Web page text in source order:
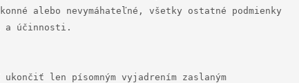
alebo nevymáhateľné, všetky ostatné podmienky
a účinnosti.
len písomným vyjadrením zaslaným